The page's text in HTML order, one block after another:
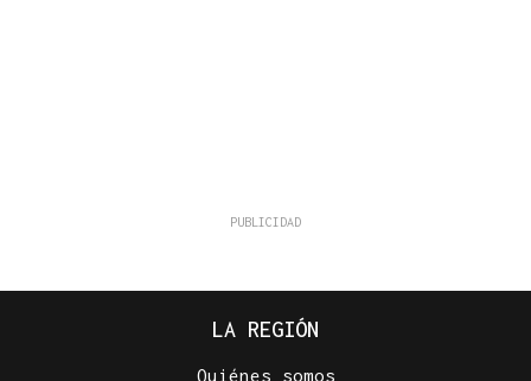
LA REGIÓN
Quiénes somos